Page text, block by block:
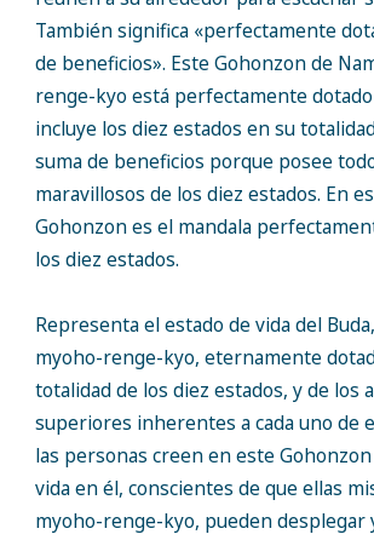
También significa «perfectamente
de beneficios». Este Gohonzon de
renge-kyo está perfectamente
incluye los diez estados en su
suma de beneficios porque posee
maravillosos de los diez estados. En
Gohonzon es el mandala
los diez estados.
Representa el estado de vida del
myoho-renge-kyo, eternamente
totalidad de los diez estados, y de los
superiores inherentes a cada uno de
las personas creen en este
vida en él, conscientes de que ellas
myoho-renge-kyo, pueden desplegar